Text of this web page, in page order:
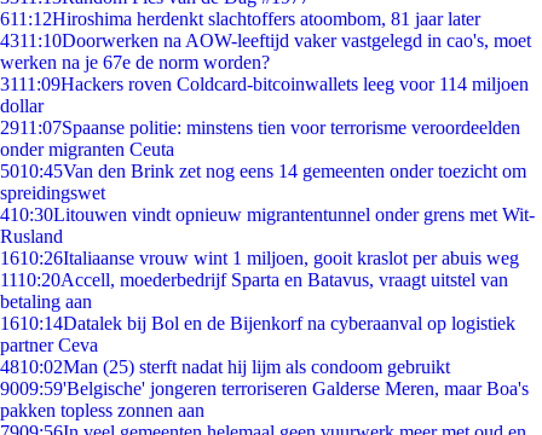
611:12Hiroshima herdenkt slachtoffers atoombom, 81 jaar later
4311:10Doorwerken na AOW-leeftijd vaker vastgelegd in cao's, moet
werken na je 67e de norm worden?
3111:09Hackers roven Coldcard-bitcoinwallets leeg voor 114 miljoen
dollar
2911:07Spaanse politie: minstens tien voor terrorisme veroordeelden
onder migranten Ceuta
5010:45Van den Brink zet nog eens 14 gemeenten onder toezicht om
spreidingswet
410:30Litouwen vindt opnieuw migrantentunnel onder grens met Wit-
Rusland
1610:26Italiaanse vrouw wint 1 miljoen, gooit kraslot per abuis weg
1110:20Accell, moederbedrijf Sparta en Batavus, vraagt uitstel van
betaling aan
1610:14Datalek bij Bol en de Bijenkorf na cyberaanval op logistiek
partner Ceva
4810:02Man (25) sterft nadat hij lijm als condoom gebruikt
9009:59'Belgische' jongeren terroriseren Galderse Meren, maar Boa's
pakken topless zonnen aan